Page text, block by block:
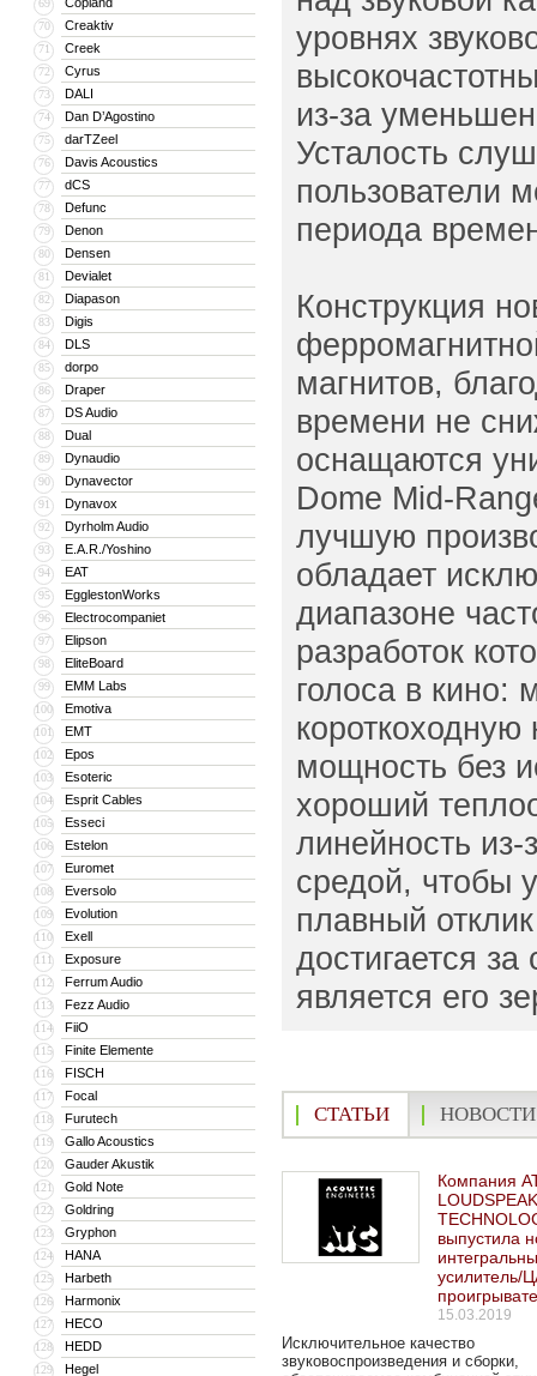
69
70 Creaktiv
71 Creek
72 Cyrus
73 DALI
74 Dan D’Agostino
75 darTZeel
76 Davis Acoustics
77 dCS
78 Defunc
79 Denon
80 Densen
81 Devialet
82 Diapason
83 Digis
84 DLS
85 dorpo
86 Draper
87 DS Audio
88 Dual
89 Dynaudio
90 Dynavector
91 Dynavox
92 Dyrholm Audio
93 E.A.R./Yoshino
94 EAT
95 EgglestonWorks
96 Electrocompaniet
97 Elipson
98 EliteBoard
99 EMM Labs
100 Emotiva
101 EMT
102 Epos
103 Esoteric
104 Esprit Cables
105 Esseci
106 Estelon
107 Euromet
108 Eversolo
109 Evolution
110 Exell
111 Exposure
112 Ferrum Audio
113 Fezz Audio
114 FiiO
115 Finite Elemente
116 FISCH
117 Focal
118 Furutech
119 Gallo Acoustics
120 Gauder Akustik
121 Gold Note
122 Goldring
123 Gryphon
124 HANA
125 Harbeth
126 Harmonix
127 HECO
128 HEDD
129 Hegel
уровнях
из-за
Усталость
пользователи
периода
Конструкция
магнитов,
времени не
оснащаются
Dome Mid-
лучшую
обладает
диапазоне
разработок
голоса в кино:
мощность без
хороший
линейность из-
средой, чтобы
плавный
достигается
является его
СТАТЬИ НОВОСТИ
Компания
выпустила
усилитель/
15.03.2019
Исключительное качество
звуковоспроизведения и сборки,